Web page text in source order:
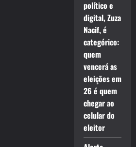
político e
digital, Zuza
Nacif, é
categórico:
quem
vencerá as
eleições em
26 é quem
chegar ao
celular do
eleitor